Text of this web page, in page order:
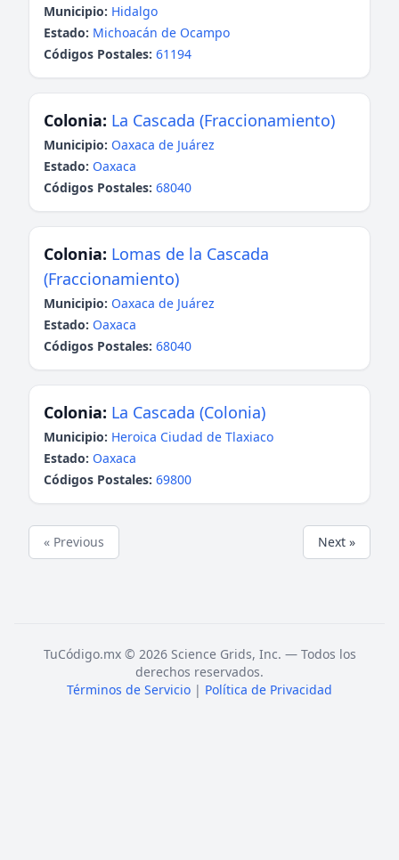
Municipio: Hidalgo
Estado: Michoacán de Ocampo
Códigos Postales: 61194
Colonia: La Cascada (Fraccionamiento)
Municipio: Oaxaca de Juárez
Estado: Oaxaca
Códigos Postales: 68040
Colonia: Lomas de la Cascada
(Fraccionamiento)
Municipio: Oaxaca de Juárez
Estado: Oaxaca
Códigos Postales: 68040
Colonia: La Cascada (Colonia)
Municipio: Heroica Ciudad de Tlaxiaco
Estado: Oaxaca
Códigos Postales: 69800
« Previous Next »
TuCódigo.mx © 2026 Science Grids, Inc. — Todos los
derechos reservados.
Términos de Servicio | Política de Privacidad